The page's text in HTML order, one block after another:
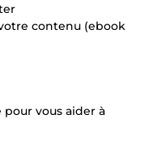
contenu (ebook
pour vous aider à